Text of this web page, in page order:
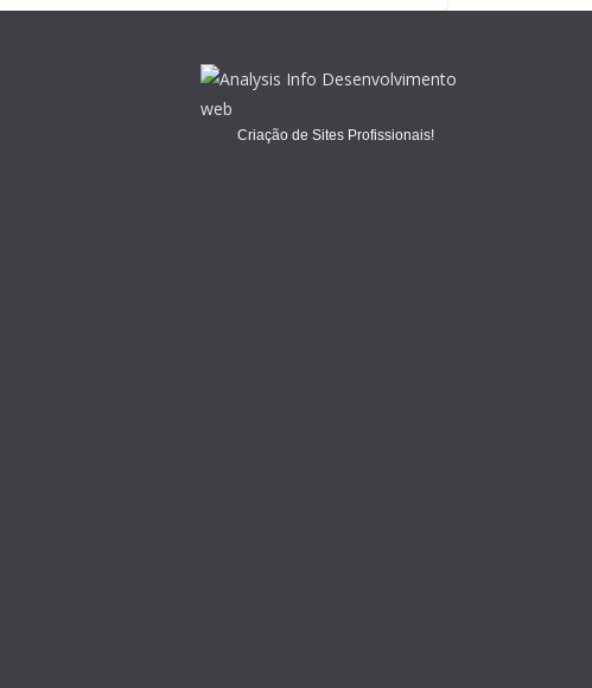
Criação de Sites Profissionais!